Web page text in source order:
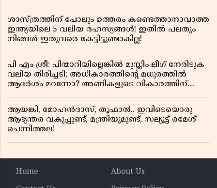
ശാസ്ത്രത്തിന് പോലും ഉത്തരം കണ്ടെത്താനാവാത്ത
ഇന്ത്യയിലെ 5 വലിയ രഹസ്യങ്ങൾ! ഇതിൽ പലതും
നിങ്ങൾ ഇതുവരെ കേട്ടിട്ടുണ്ടാകില്ല!
പി എം ശ്രീ: പിന്മാറിയില്ലെങ്കിൽ മുസ്ലിം ലീഗ് നേരിടുക
വലിയ തിരിച്ചടി; അധികാരത്തിന്റെ മധുരത്തിൽ
ആദർശം മറന്നോ? അണികളുടെ വികാരത്തിന്
ആയങ്കി, മോഹൻദാസ്, തൂഫാൻ.. ഇവിടെയൊരു
ആഭ്യന്തര വകുപ്പുണ്ട്, മന്ത്രിയുമുണ്ട്, സല്യൂട്ട് രമേശ്‌
ചെന്നിത്തല!
Home
About Us